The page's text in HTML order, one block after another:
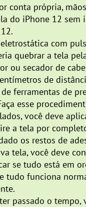
conta própria,
do iPhone 12 sem
com
quebrar a tela
ou secador de
de
ferramentas de
esse
você deve
a tela por
os restos de
tela, você deve
se tudo está em
tudo funciona
passado o